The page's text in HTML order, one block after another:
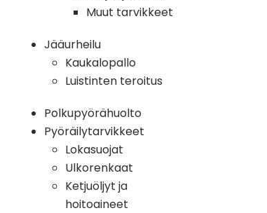
Muut tarvikkeet
Jääurheilu
Kaukalopallo
Luistinten teroitus
Polkupyörähuolto
Pyöräilytarvikkeet
Lokasuojat
Ulkorenkaat
Ketjuöljyt ja
hoitoaineet